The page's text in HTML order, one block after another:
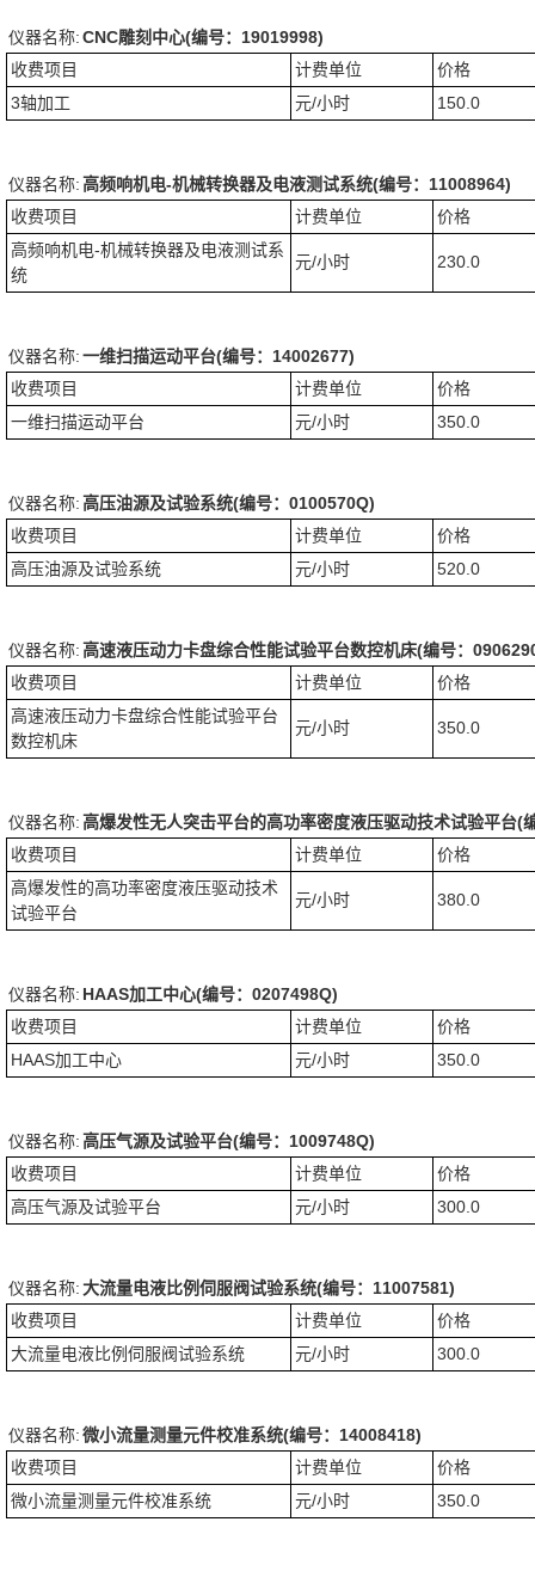
仪器名称:CNC雕刻中心(编号：19019998)
收费项目
计费单位
价格
3轴加工
元/小时 150.0
仪器名称:高频响机电-机械转换器及电液测试系统(编号：11008964)
收费项目
计费单位
价格
高频响机电-机械转换器及电液测试系
统
元/小时 230.0
仪器名称:一维扫描运动平台(编号：14002677)
收费项目
计费单位
价格
一维扫描运动平台
元/小时 350.0
仪器名称:高压油源及试验系统(编号：0100570Q)
收费项目
计费单位
价格
高压油源及试验系统
元/小时 520.0
仪器名称:高速液压动力卡盘综合性能试验平台数控机床(编号：
收费项目
计费单位
价格
高速液压动力卡盘综合性能试验平台
数控机床
元/小时 350.0
仪器名称:高爆发性无人突击平台的高功率密度液压驱动技术试验平台(
收费项目
计费单位
价格
高爆发性的高功率密度液压驱动技术
试验平台
元/小时 380.0
仪器名称: HAAS加工中心(编号：0207498Q)
收费项目
计费单位
价格
HAAS加工中心
元/小时 350.0
仪器名称:高压气源及试验平台(编号：1009748Q)
收费项目
计费单位
价格
高压气源及试验平台
元/小时 300.0
仪器名称:大流量电液比例伺服阀试验系统(编号：11007581)
收费项目
计费单位
价格
大流量电液比例伺服阀试验系统
元/小时 300.0
仪器名称:微小流量测量元件校准系统(编号：14008418)
收费项目
计费单位
价格
微小流量测量元件校准系统
元/小时 350.0